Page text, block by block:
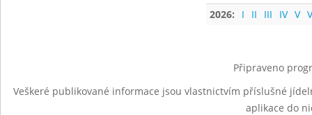
2026:
I II III IV V
Připraveno
Veškeré publikované informace jsou vlastnictvím příslušné
aplikace do